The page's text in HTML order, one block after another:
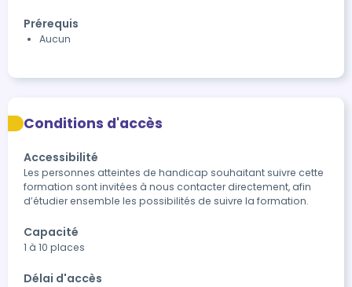
Prérequis
Aucun
Conditions d'accès
Accessibilité
Les personnes atteintes de handicap souhaitant suivre cette
formation sont invitées à nous contacter directement, afin
d’étudier ensemble les possibilités de suivre la formation.
Capacité
1 à 10 places
Délai d'accès